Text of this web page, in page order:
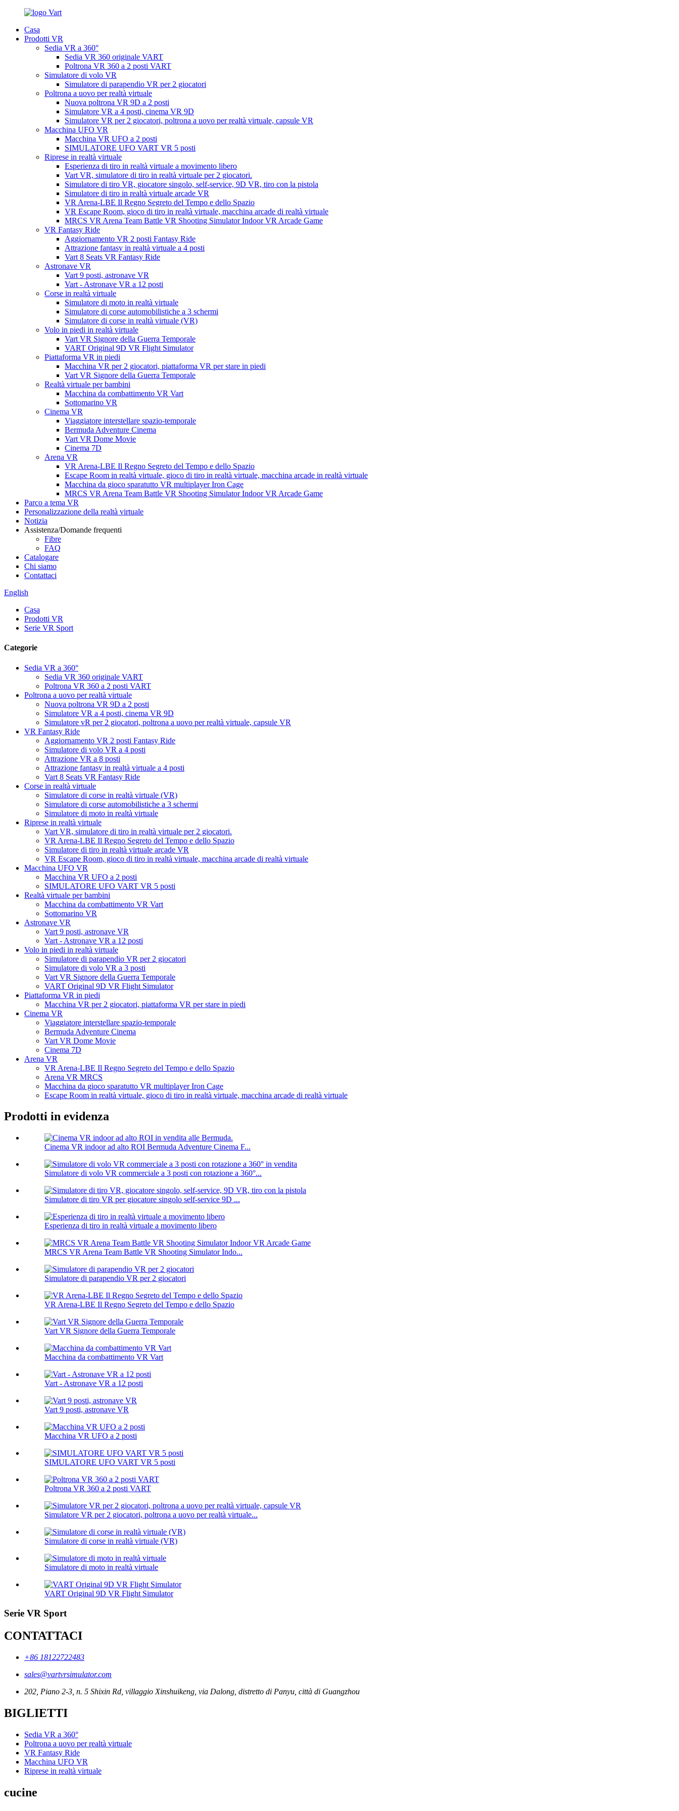
Casa
Prodotti VR
Sedia VR a 360°
Sedia VR 360 originale VART
Poltrona VR 360 a 2 posti VART
Simulatore di volo VR
Simulatore di parapendio VR per 2 giocatori
Poltrona a uovo per realtà virtuale
Nuova poltrona VR 9D a 2 posti
Simulatore VR a 4 posti, cinema VR 9D
Simulatore VR per 2 giocatori, poltrona a uovo per realtà virtuale, capsule VR
Macchina UFO VR
Macchina VR UFO a 2 posti
SIMULATORE UFO VART VR 5 posti
Riprese in realtà virtuale
Esperienza di tiro in realtà virtuale a movimento libero
Vart VR, simulatore di tiro in realtà virtuale per 2 giocatori.
Simulatore di tiro VR, giocatore singolo, self-service, 9D VR, tiro con la pistola
Simulatore di tiro in realtà virtuale arcade VR
VR Arena-LBE Il Regno Segreto del Tempo e dello Spazio
VR Escape Room, gioco di tiro in realtà virtuale, macchina arcade di realtà virtuale
MRCS VR Arena Team Battle VR Shooting Simulator Indoor VR Arcade Game
VR Fantasy Ride
Aggiornamento VR 2 posti Fantasy Ride
Attrazione fantasy in realtà virtuale a 4 posti
Vart 8 Seats VR Fantasy Ride
Astronave VR
Vart 9 posti, astronave VR
Vart - Astronave VR a 12 posti
Corse in realtà virtuale
Simulatore di moto in realtà virtuale
Simulatore di corse automobilistiche a 3 schermi
Simulatore di corse in realtà virtuale (VR)
Volo in piedi in realtà virtuale
Vart VR Signore della Guerra Temporale
VART Original 9D VR Flight Simulator
Piattaforma VR in piedi
Macchina VR per 2 giocatori, piattaforma VR per stare in piedi
Vart VR Signore della Guerra Temporale
Realtà virtuale per bambini
Macchina da combattimento VR Vart
Sottomarino VR
Cinema VR
Viaggiatore interstellare spazio-temporale
Bermuda Adventure Cinema
Vart VR Dome Movie
Cinema 7D
Arena VR
VR Arena-LBE Il Regno Segreto del Tempo e dello Spazio
Escape Room in realtà virtuale, gioco di tiro in realtà virtuale, macchina arcade in realtà virtuale
Macchina da gioco sparatutto VR multiplayer Iron Cage
MRCS VR Arena Team Battle VR Shooting Simulator Indoor VR Arcade Game
Parco a tema VR
Personalizzazione della realtà virtuale
Notizia
Assistenza/Domande frequenti
Fibre
FAQ
Catalogare
Chi siamo
Contattaci
English
Casa
Prodotti VR
Serie VR Sport
Categorie
Sedia VR a 360°
Sedia VR 360 originale VART
Poltrona VR 360 a 2 posti VART
Poltrona a uovo per realtà virtuale
Nuova poltrona VR 9D a 2 posti
Simulatore VR a 4 posti, cinema VR 9D
Simulatore vR per 2 giocatori, poltrona a uovo per realtà virtuale, capsule VR
VR Fantasy Ride
Aggiornamento VR 2 posti Fantasy Ride
Simulatore di volo VR a 4 posti
Attrazione VR a 8 posti
Attrazione fantasy in realtà virtuale a 4 posti
Vart 8 Seats VR Fantasy Ride
Corse in realtà virtuale
Simulatore di corse in realtà virtuale (VR)
Simulatore di corse automobilistiche a 3 schermi
Simulatore di moto in realtà virtuale
Riprese in realtà virtuale
Vart VR, simulatore di tiro in realtà virtuale per 2 giocatori.
VR Arena-LBE Il Regno Segreto del Tempo e dello Spazio
Simulatore di tiro in realtà virtuale arcade VR
VR Escape Room, gioco di tiro in realtà virtuale, macchina arcade di realtà virtuale
Macchina UFO VR
Macchina VR UFO a 2 posti
SIMULATORE UFO VART VR 5 posti
Realtà virtuale per bambini
Macchina da combattimento VR Vart
Sottomarino VR
Astronave VR
Vart 9 posti, astronave VR
Vart - Astronave VR a 12 posti
Volo in piedi in realtà virtuale
Simulatore di parapendio VR per 2 giocatori
Simulatore di volo VR a 3 posti
Vart VR Signore della Guerra Temporale
VART Original 9D VR Flight Simulator
Piattaforma VR in piedi
Macchina VR per 2 giocatori, piattaforma VR per stare in piedi
Cinema VR
Viaggiatore interstellare spazio-temporale
Bermuda Adventure Cinema
Vart VR Dome Movie
Cinema 7D
Arena VR
VR Arena-LBE Il Regno Segreto del Tempo e dello Spazio
Arena VR MRCS
Macchina da gioco sparatutto VR multiplayer Iron Cage
Escape Room in realtà virtuale, gioco di tiro in realtà virtuale, macchina arcade di realtà virtuale
Prodotti in evidenza
Cinema VR indoor ad alto ROI Bermuda Adventure Cinema F...
Simulatore di volo VR commerciale a 3 posti con rotazione a 360°...
Simulatore di tiro VR per giocatore singolo self-service 9D ...
Esperienza di tiro in realtà virtuale a movimento libero
MRCS VR Arena Team Battle VR Shooting Simulator Indo...
Simulatore di parapendio VR per 2 giocatori
VR Arena-LBE Il Regno Segreto del Tempo e dello Spazio
Vart VR Signore della Guerra Temporale
Macchina da combattimento VR Vart
Vart - Astronave VR a 12 posti
Vart 9 posti, astronave VR
Macchina VR UFO a 2 posti
SIMULATORE UFO VART VR 5 posti
Poltrona VR 360 a 2 posti VART
Simulatore VR per 2 giocatori, poltrona a uovo per realtà virtuale...
Simulatore di corse in realtà virtuale (VR)
Simulatore di moto in realtà virtuale
VART Original 9D VR Flight Simulator
Serie VR Sport
CONTATTACI
+86 18122722483
sales@vartvrsimulator.com
202, Piano 2-3, n. 5 Shixin Rd, villaggio Xinshuikeng, via Dalong, distretto di Panyu, città di Guangzhou
BIGLIETTI
Sedia VR a 360°
Poltrona a uovo per realtà virtuale
VR Fantasy Ride
Macchina UFO VR
Riprese in realtà virtuale
cucine